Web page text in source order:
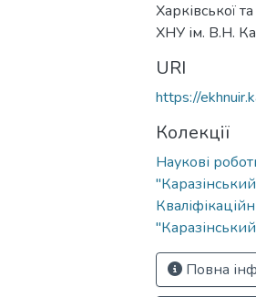
Харківської
ХНУ ім. В.Н.
URI
https://
Колекції
Наукові
Повна